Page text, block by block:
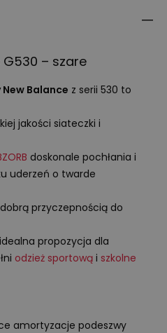
– szare
Balance z serii 530 to
jakości siateczki i
doskonale pochłania i
uderzeń o twarde
przyczepnością do
propozycja dla
odzież sportowąi szkolne
amortyzacje podeszwy